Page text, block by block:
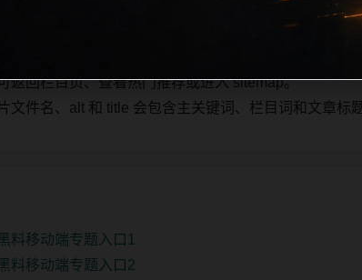
返回栏目页、查看热门推荐或进入 sitemap。
文件名、alt 和 title 会包含主关键词、栏目词和文章标题
料移动端专题入口1
料移动端专题入口2